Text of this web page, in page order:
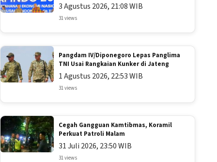
3 Agustus 2026, 21:08 WIB
31 views
Pangdam IV/Diponegoro Lepas Panglima
TNI Usai Rangkaian Kunker di Jateng
1 Agustus 2026, 22:53 WIB
31 views
Cegah Gangguan Kamtibmas, Koramil
Perkuat Patroli Malam
31 Juli 2026, 23:50 WIB
31 views